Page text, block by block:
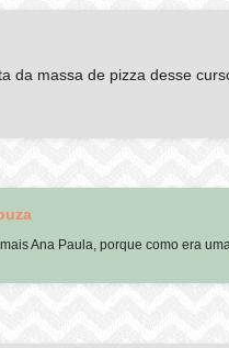
da massa de pizza desse
Ana Paula, porque como era